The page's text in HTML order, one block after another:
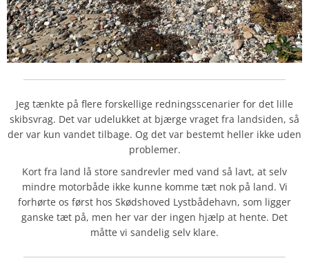
Jeg tænkte på flere forskellige redningsscenarier for det lille
skibsvrag. Det var udelukket at bjærge vraget fra landsiden, så
der var kun vandet tilbage. Og det var bestemt heller ikke uden
problemer.
Kort fra land lå store sandrevler med vand så lavt, at selv
mindre motorbåde ikke kunne komme tæt nok på land. Vi
forhørte os først hos Skødshoved Lystbådehavn, som ligger
ganske tæt på, men her var der ingen hjælp at hente. Det
måtte vi sandelig selv klare.